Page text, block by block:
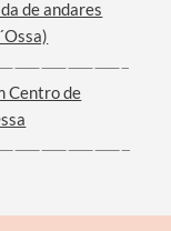
de andares
Centro de